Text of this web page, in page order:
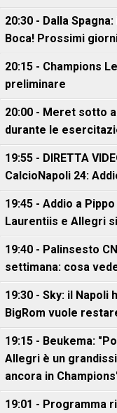
20:30 - Dalla
Boca! Prossimi
20:15 - Champions
preliminare
20:00 - Meret sotto
durante le
19:55 - DIRETTA
CalcioNapoli 24:
19:45 - Addio a
Laurentiis e Allegri
19:40 - Palinsesto
settimana: cosa
19:30 - Sky: il
BigRom vuole
19:15 - Beukema:
Allegri è un
ancora in
19:01 - Programma